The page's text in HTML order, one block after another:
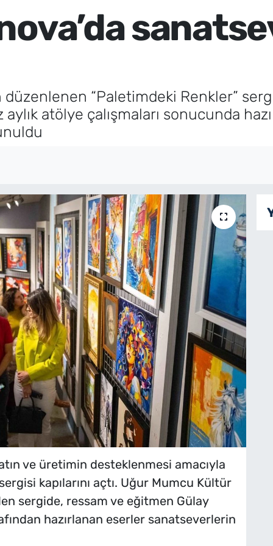
“Paletimdeki Renkler”
aylık atölye çalışmaları sonucunda
ve üretimin desteklenmesi amacıyla
kapılarını açtı. Uğur Mumcu Kültür
sergide, ressam ve eğitmen Gülay
hazırlanan eserler sanatseverlerin